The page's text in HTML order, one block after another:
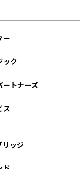
ー
ック
トナーズ
ス
リッジ